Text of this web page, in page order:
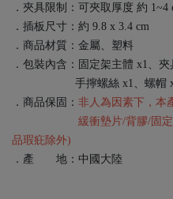
．夾具限制：可夾取厚度 約 1~4
．插板尺寸：約 9.8 x 3.4 cm
．商品材質：金屬、塑料
．包裝內含：固定架主體 x1、
手擰螺絲 x1、螺帽 x1、
．商品保固： 非人為因素下，本
緩衝墊片/背膠/固定器 屬
品瑕疪除外)
．產 地：中國大陸